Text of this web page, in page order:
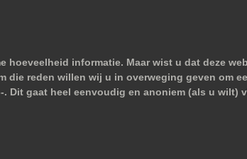
hoeveelheid informatie. Maar wist u dat deze
die reden willen wij u in overweging geven om
Dit gaat heel eenvoudig en anoniem (als u wilt)